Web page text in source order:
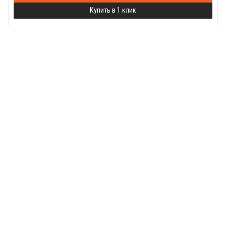
Купить в 1 клик